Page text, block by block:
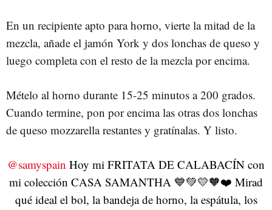
En un recipiente apto para horno, vierte la mitad de la
mezcla, añade el jamón York y dos lonchas de queso y
luego completa con el resto de la mezcla por encima.
Mételo al horno durante 15-25 minutos a 200 grados.
Cuando termine, pon por encima las otras dos lonchas
de queso mozzarella restantes y gratínalas. Y listo.
@samyspain Hoy mi FRITATA DE CALABACÍN con
mi colección CASA SAMANTHA 💙💚💛🧡❤️ Mirad
qué ideal el bol, la bandeja de horno, la espátula, los